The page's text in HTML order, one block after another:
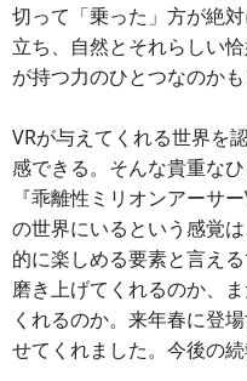
切って「乗った」方が絶
立ち、自然とそれらしい
が持つ力のひとつなのかも
VRが与えてくれる世界を
感できる。そんな貴重な
『乖離性ミリオンアーサ
の世界にいるという感覚
的に楽しめる要素と言え
磨き上げてくれるのか、
くれるのか。来年春に登
せてくれました。今後の続